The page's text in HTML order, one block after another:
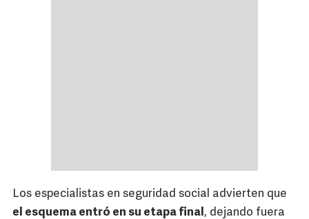
Los especialistas en seguridad social advierten que
el esquema entró en su etapa final, dejando fuera